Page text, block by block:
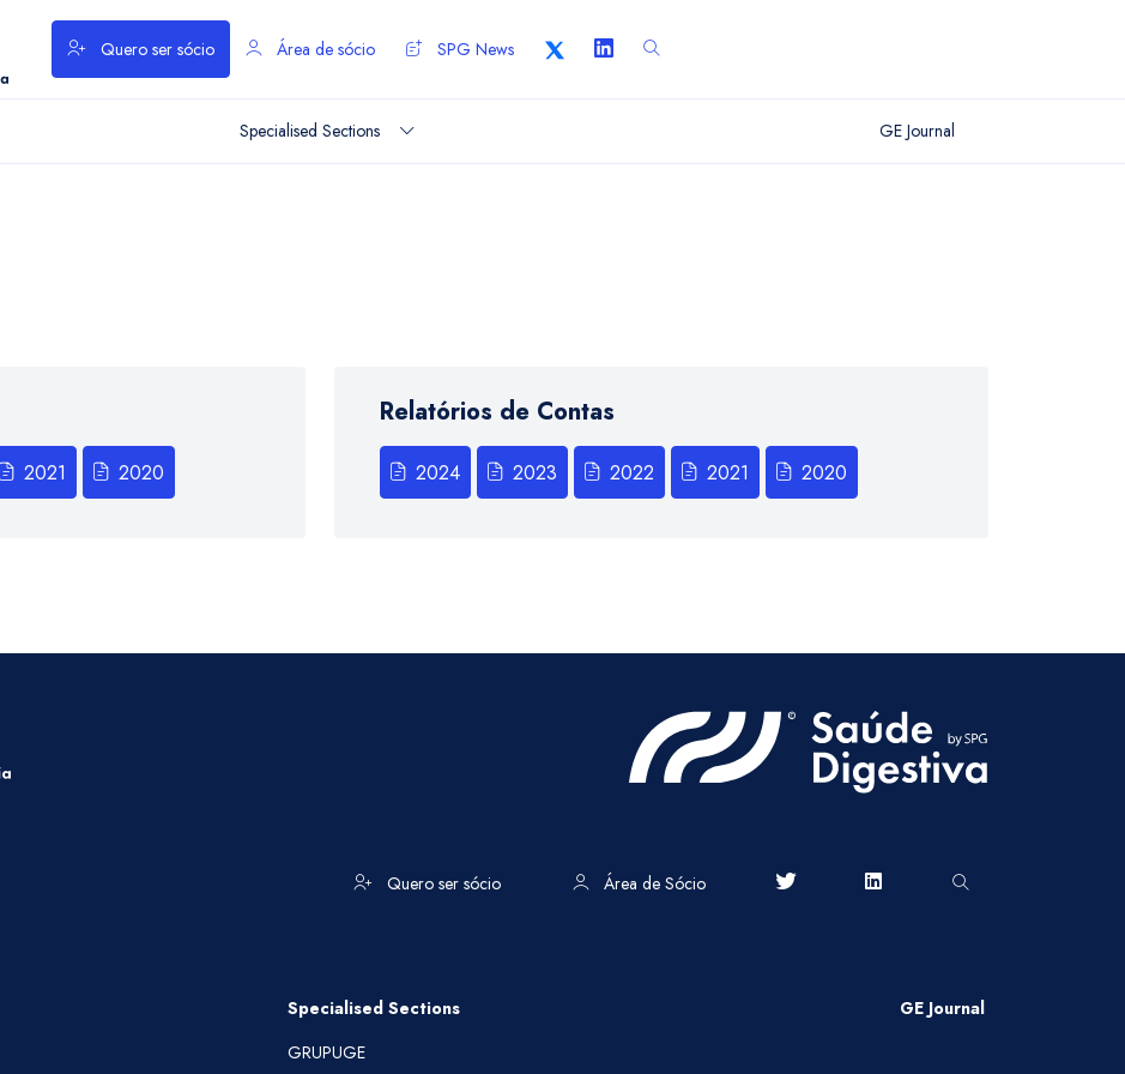
Quero ser sócio Área de sócio SPG News
Specialised Sections GE Journal
2021 2020
Relatórios de Contas
2024 2023 2022 2021 2020
Quero ser sócio Área de Sócio
Specialised Sections
GRUPUGE
GE Journal